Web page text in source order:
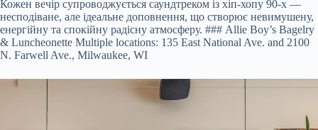
Кожен вечір супроводжується саундтреком із хіп-хопу 90-х —
несподіване, але ідеальне доповнення, що створює невимушену,
енергійну та спокійну радісну атмосферу. ### Allie Boy’s Bagelry
& Luncheonette Multiple locations: 135 East National Ave. and 2100
N. Farwell Ave., Milwaukee, WI